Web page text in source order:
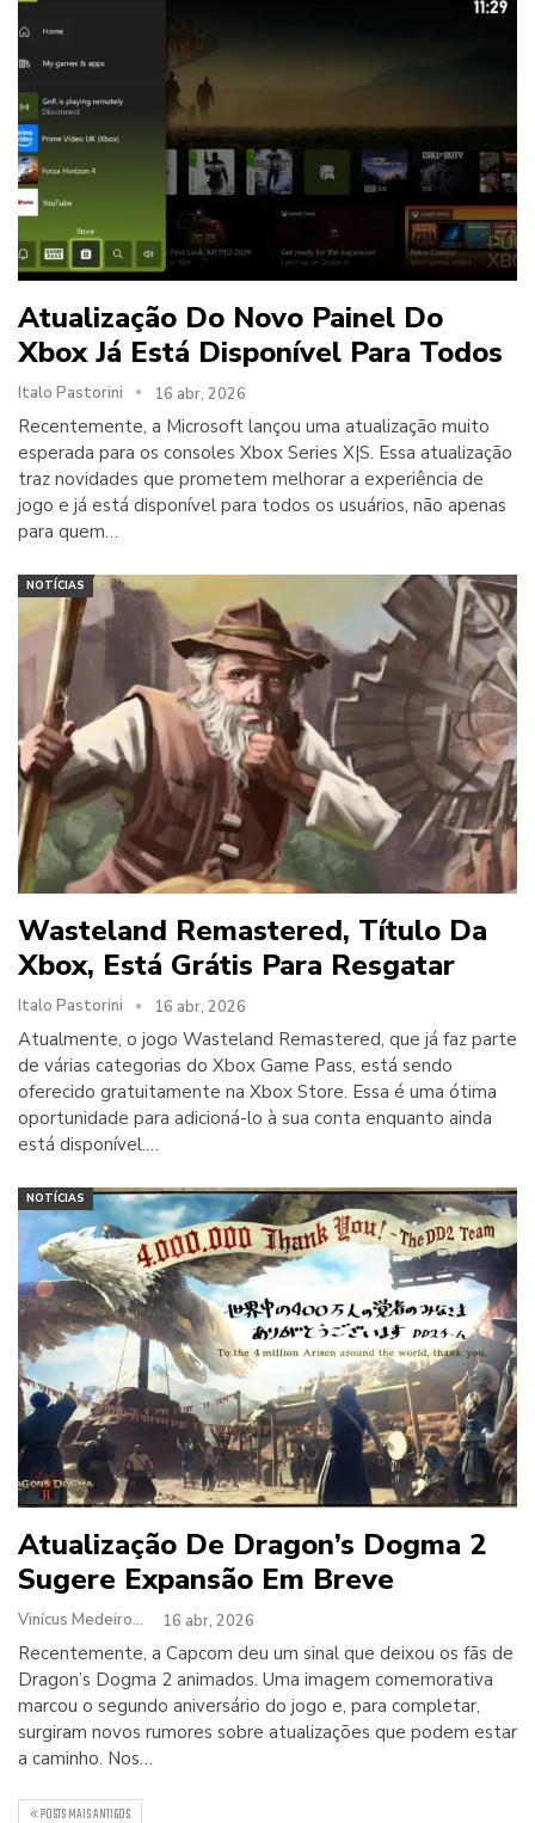
Atualização Do Novo Painel Do
Xbox Já Está Disponível Para Todos
Italo Pastorini 16 abr, 2026
Recentemente, a Microsoft lançou uma atualização muito
esperada para os consoles Xbox Series X|S. Essa atualização
traz novidades que prometem melhorar a experiência de
jogo e já está disponível para todos os usuários, não apenas
para quem…
NOTÍCIAS
Wasteland Remastered, Título Da
Xbox, Está Grátis Para Resgatar
Italo Pastorini 16 abr, 2026
Atualmente, o jogo Wasteland Remastered, que já faz parte
de várias categorias do Xbox Game Pass, está sendo
oferecido gratuitamente na Xbox Store. Essa é uma ótima
oportunidade para adicioná-lo à sua conta enquanto ainda
está disponível.…
NOTÍCIAS
Atualização De Dragon’s Dogma 2
Sugere Expansão Em Breve
Vinícus Medeiros 16 abr, 2026
Recentemente, a Capcom deu um sinal que deixou os fãs de
Dragon’s Dogma 2 animados. Uma imagem comemorativa
marcou o segundo aniversário do jogo e, para completar,
surgiram novos rumores sobre atualizações que podem estar
a caminho. Nos…
POSTS MAIS ANTIGOS